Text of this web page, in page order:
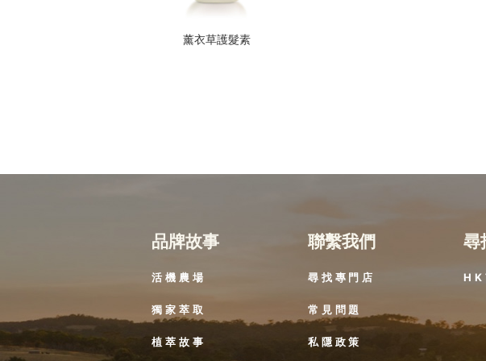
薰衣草護髮素
品牌故事
活機農場
獨家萃取
植萃故事
聯繫我們
尋找專門店
常見問題
私隱政策
尋